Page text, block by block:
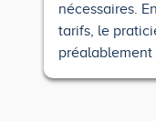
nécessaires.
tarifs, le